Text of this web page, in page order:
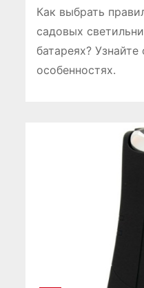
Как выбрать
садовых
батареях?
особенностях.